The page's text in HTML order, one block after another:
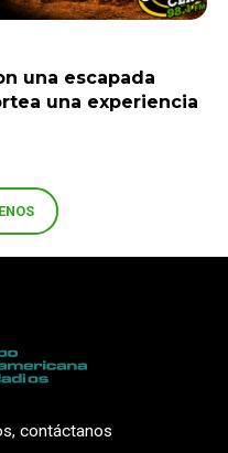
una escapada
una experiencia
contáctanos